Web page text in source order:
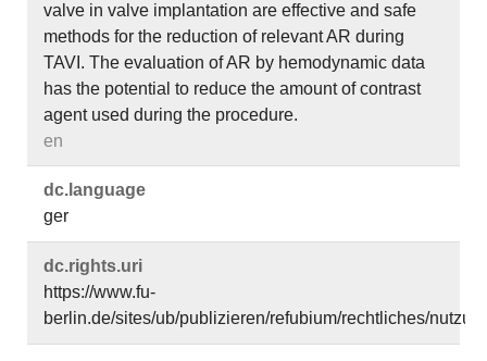
valve in valve implantation are effective and safe
methods for the reduction of relevant AR during
TAVI. The evaluation of AR by hemodynamic data
has the potential to reduce the amount of contrast
agent used during the procedure.
en
dc.​language
ger
dc.​rights.​uri
https://www.fu-
berlin.de/sites/ub/publizieren/refubium/rechtliches/